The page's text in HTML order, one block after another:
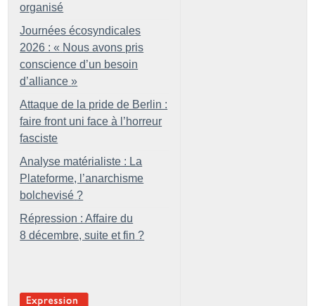
organisé
Journées écosyndicales
2026 : « Nous avons pris
conscience d’un besoin
d’alliance »
Attaque de la pride de Berlin :
faire front uni face à l’horreur
fasciste
Analyse matérialiste : La
Plateforme, l’anarchisme
bolchevisé ?
Répression : Affaire du
8 décembre, suite et fin ?